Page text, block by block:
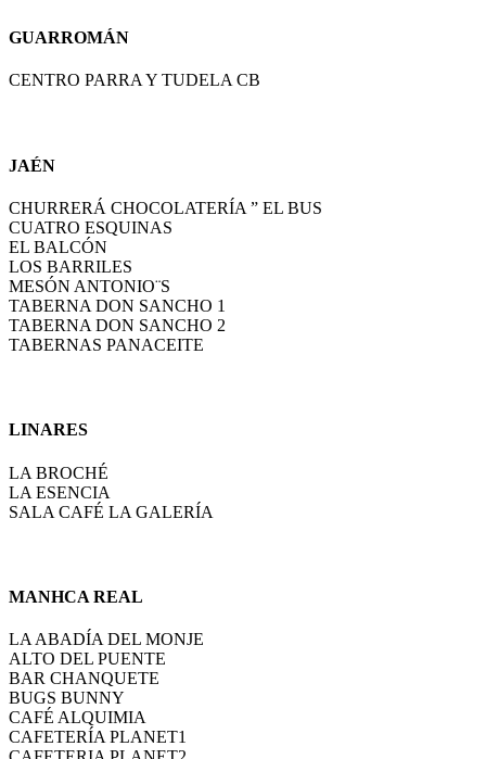
GUARROMÁN
CENTRO PARRA Y TUDELA CB
JAÉN
CHURRERÁ CHOCOLATERÍA ” EL BUS
CUATRO ESQUINAS
EL BALCÓN
LOS BARRILES
MESÓN ANTONIO¨S
TABERNA DON SANCHO 1
TABERNA DON SANCHO 2
TABERNAS PANACEITE
LINARES
LA BROCHÉ
LA ESENCIA
SALA CAFÉ LA GALERÍA
MANHCA REAL
LA ABADÍA DEL MONJE
ALTO DEL PUENTE
BAR CHANQUETE
BUGS BUNNY
CAFÉ ALQUIMIA
CAFETERÍA PLANET1